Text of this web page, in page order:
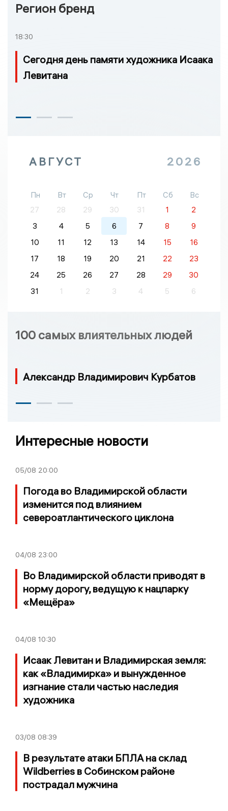
Регион бренд
18:30
Сегодня день памяти художника Исаака
Левитана
АВГУСТ 2026
Пн Вт Ср Чт Пт Сб
Вс
27
28 29 30 31 1
2
3
4 5 6 7 8
9
10
11 12 13 14 15
16
17
18 19 20 21 22
23
24
25 26 27 28 29
30
31
1 2 3 4 5 6
100 самых влиятельных людей
Александр Владимирович Курбатов
Интересные новости
05/08 20:00
Погода во Владимирской области
изменится под влиянием
североатлантического циклона
04/08 23:00
Во Владимирской области приводят в
норму дорогу, ведущую к нацпарку
«Мещёра»
04/08 10:30
Исаак Левитан и Владимирская земля:
как «Владимирка» и вынужденное
изгнание стали частью наследия
художника
03/08 08:39
В результате атаки БПЛА на склад
Wildberries в Собинском районе
пострадал мужчина